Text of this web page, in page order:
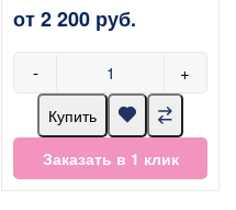
от 2 200 руб.
- +
Купить
Заказать в 1 клик